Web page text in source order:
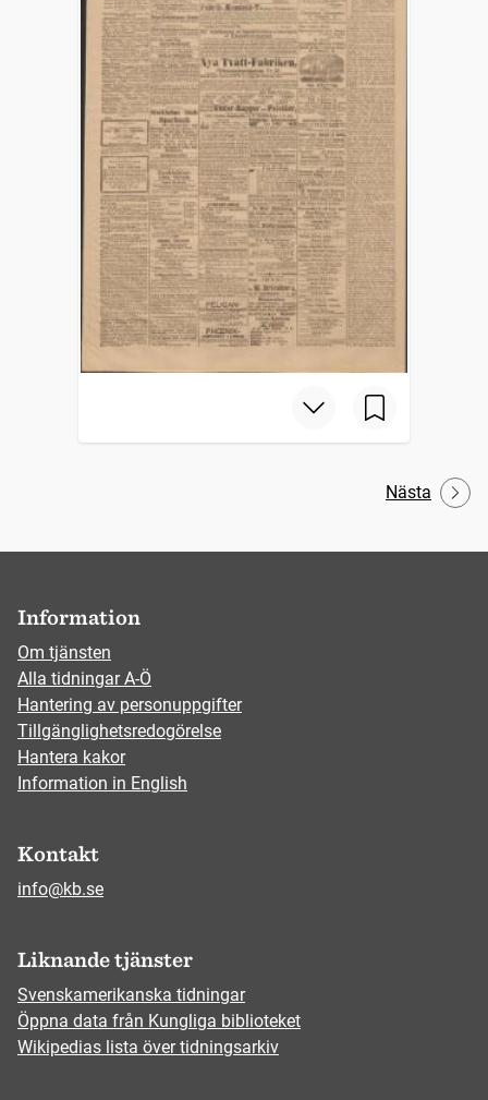
Nästa
Information
Om tjänsten
Alla tidningar A-Ö
Hantering av personuppgifter
Tillgänglighetsredogörelse
Hantera kakor
Information in English
Kontakt
info@kb.se
Liknande tjänster
Svenskamerikanska tidningar
Öppna data från Kungliga biblioteket
Wikipedias lista över tidningsarkiv